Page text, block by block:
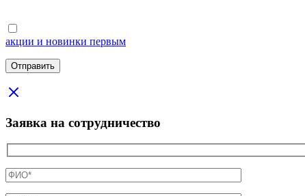
акции и новинки первым
Заявка на сотрудничество